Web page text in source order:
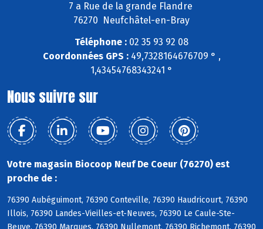
7 a Rue de la grande Flandre
76270 Neufchâtel-en-Bray
Téléphone : 02 35 93 92 08
Coordonnées GPS :49,7328164676709 ° ,
1,43454768343241 °
Nous suivre sur
Votre magasin Biocoop Neuf De Coeur (76270) est
proche de :
76390 Aubéguimont, 76390 Conteville, 76390 Haudricourt, 76390
Illois, 76390 Landes-Vieilles-et-Neuves, 76390 Le Caule-Ste-
Beuve, 76390 Marques, 76390 Nullemont, 76390 Richemont, 76390